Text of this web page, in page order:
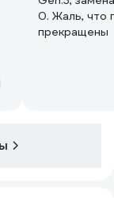
0. Жаль, что
прекращены